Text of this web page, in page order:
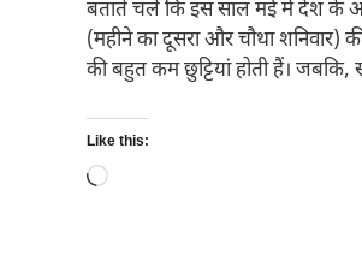
बताते चलें कि इस साल मई में देश के
(महीने का दूसरा और चौथा शनिवार)
की बहुत कम छुट्टियां होती हैं।
Like this:
Loading…